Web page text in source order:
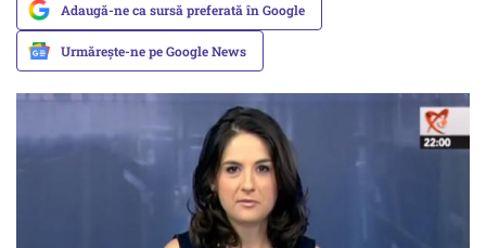
Adaugă-ne ca sursă preferată în Google
Urmărește-ne pe Google News